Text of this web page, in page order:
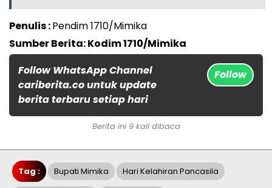
Penulis :Pendim 1710/Mimika
Sumber Berita: Kodim 1710/Mimika
Follow WhatsApp Channel
cariberita.co untuk update
berita terbaru setiap hari
Follow
Berita ini 9 kali dibaca
Tag : Bupati Mimika Hari Kelahiran Pancasila